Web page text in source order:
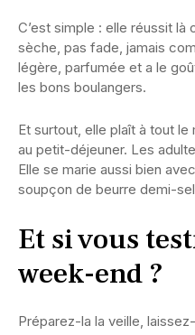
C’est simple : elle réussit là
sèche, pas fade, jamais
légère, parfumée et a le
les bons boulangers.
Et surtout, elle plaît à tout
au petit-déjeuner. Les
Elle se marie aussi bien
soupçon de beurre demi-
Et si vous
week-end ?
Préparez-la la veille,